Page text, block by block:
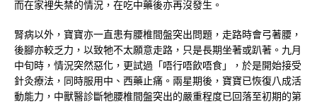
而在家裡失禁的情況，在吃中藥後亦再沒發生。
腎病以外，寶寶亦一直患有腰椎間盤突出問題，走路時會弓著腰，
後腳亦較乏力，以致牠不太願意走路，只是長期坐著或趴著。九月
中旬時，情況突然惡化，更試過「唔行唔飲唔食」，於是開始接受
針灸療法，同時服用中、西藥止痛。兩星期後，寶寶已恢復八成活
動能力，中獸醫診斷牠腰椎間盤突出的嚴重程度已回落至初期的第